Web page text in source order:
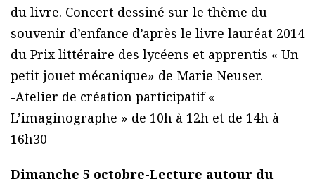
du livre. Concert dessiné sur le thème du
souvenir d’enfance d’après le livre lauréat 2014
du Prix littéraire des lycéens et apprentis « Un
petit jouet mécanique» de Marie Neuser.
-Atelier de création participatif «
L’imaginographe » de 10h à 12h et de 14h à
16h30
Dimanche 5 octobre-Lecture autour du